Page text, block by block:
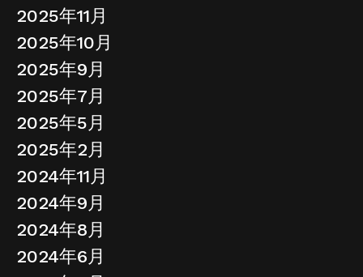
2025年11月
2025年10月
2025年9月
2025年7月
2025年5月
2025年2月
2024年11月
2024年9月
2024年8月
2024年6月